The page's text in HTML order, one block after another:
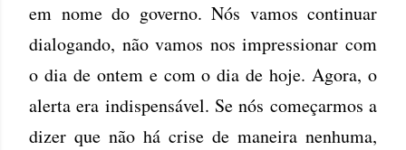
em nome do governo. Nós vamos continuar
dialogando, não vamos nos impressionar com
o dia de ontem e com o dia de hoje. Agora, o
alerta era indispensável. Se nós começarmos a
dizer que não há crise de maneira nenhuma,